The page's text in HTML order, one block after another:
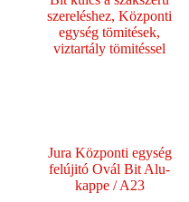
Jura Központi egység
felújitó Ovál Bit Alu-
kappe / A23